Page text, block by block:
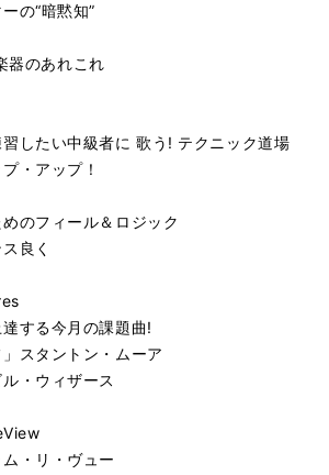
の“暗黙知”
のあれこれ
したい中級者に 歌う! テクニック道場
・アップ！
のフィール＆ロジック
良く
する今月の課題曲!
」スタントン・ムーア
ル・ウィザース
・リ・ヴュー